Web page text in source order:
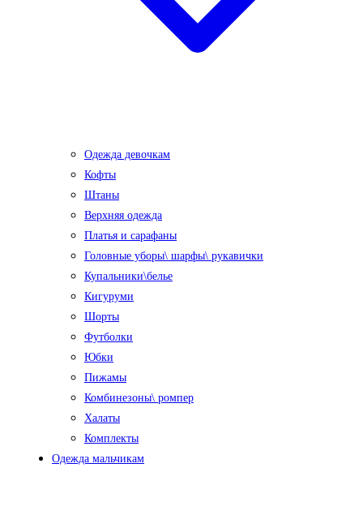
Одежда девочкам
Кофты
Штаны
Верхняя одежда
Платья и сарафаны
Головные уборы\ шарфы\ рукавички
Купальники\белье
Кигуруми
Шорты
Футболки
Юбки
Пижамы
Комбинезоны\ ромпер
Халаты
Комплекты
Одежда мальчикам